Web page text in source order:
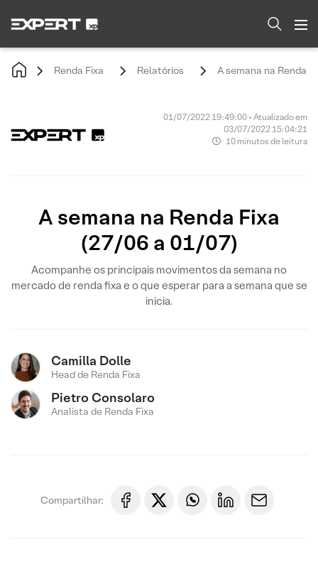
Renda Fixa Relatórios A semana na Renda
01/07/2022 19:49:00 • Atualizado em
03/07/2022 15:04:21
10 minutos de leitura
A semana na Renda Fixa
(27/06 a 01/07)
Acompanhe os principais movimentos da semana no
mercado de renda fixa e o que esperar para a semana que se
inicia.
Camilla Dolle
Head de Renda Fixa
Pietro Consolaro
Analista de Renda Fixa
Compartilhar: